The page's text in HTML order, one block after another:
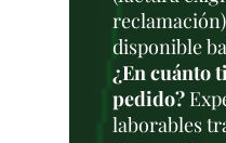
disponible
¿En cuánto
pedido?
laborables